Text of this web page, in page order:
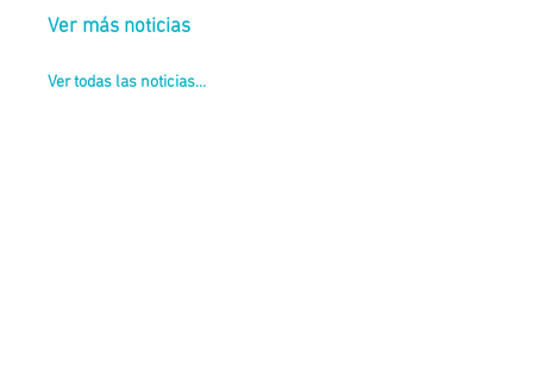
Ver más noticias
Ver todas las noticias...